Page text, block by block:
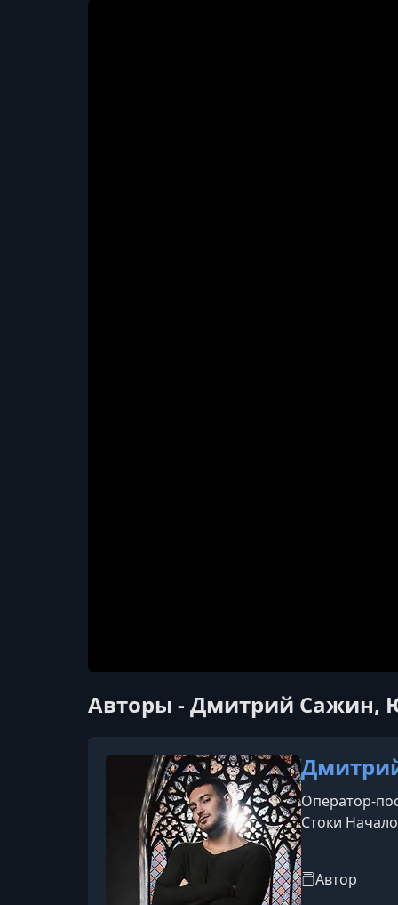
Авторы - Дмитрий Сажин,
Оператор-
Стоки
Автор